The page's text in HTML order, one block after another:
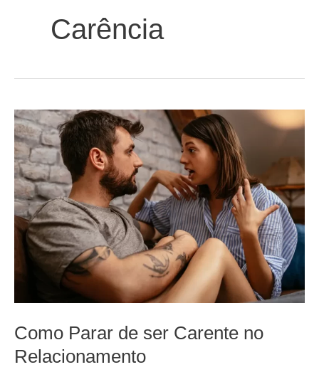
Carência
Como Parar de ser Carente no
Relacionamento